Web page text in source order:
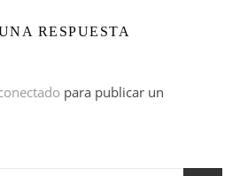
RESPUESTA
para publicar un